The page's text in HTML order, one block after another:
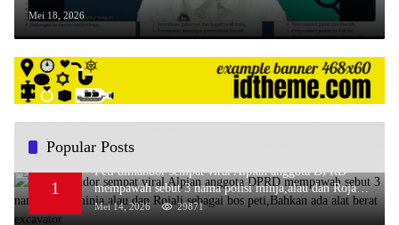
Mei 18, 2026
Popular Posts
1
Peti dimandor sempat viral Alpian anggota DPRD
mempawah sebut 3 nama polisi minja,alau dan Rojali
sebagai bos peti,Bahkan ada alat berat excavator
Mei 14, 2026 29871